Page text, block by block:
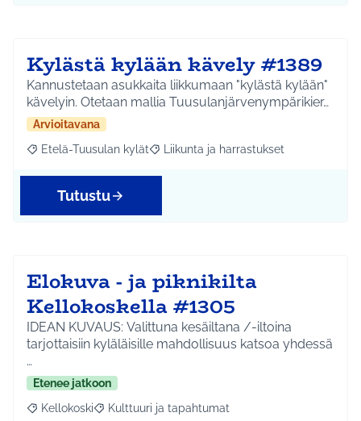
Kylästä kylään kävely #1389
Kannustetaan asukkaita liikkumaan "kylästä kylään"
kävelyin. Otetaan mallia Tuusulanjärvenympärikier…
Arvioitavana
Rajaa tulokset aihepiirin mukaan: Etelä-Tuusulan kylät
Etelä-Tuusulan kylät Rajaa tulokset teeman mukaan:
Liikunta ja harrastukset
Tutustu
Elokuva - ja piknikilta
Kellokoskella #1305
IDEAN KUVAUS: Valittuna kesäiltana /-iltoina
tarjottaisiin kyläläisille mahdollisuus katsoa yhdessä
…
Etenee jatkoon
Rajaa tulokset aihepiirin mukaan: Kellokoski
Kellokoski Rajaa tulokset teeman mukaan: Kulttuuri ja
Kulttuuri ja tapahtumat